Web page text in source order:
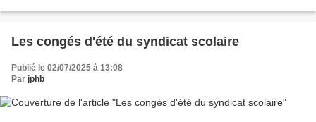
Les congés d'été du syndicat scolaire
Publié le 02/07/2025 à 13:08
Par jphb